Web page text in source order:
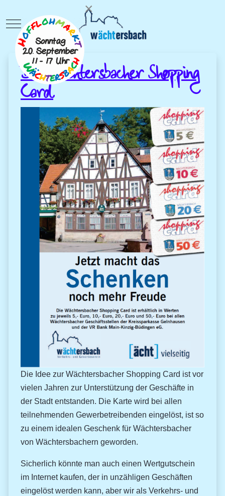
Mobile Menu Toggle
Die Wächtersbacher Shopping
Card
Die Idee zur Wächtersbacher Shopping Card ist vor
vielen Jahren zur Unterstützung der Geschäfte in
der Stadt entstanden. Die Karte wird bei allen
teilnehmenden Gewerbetreibenden eingelöst, ist so
zu einem idealen Geschenk für Wächtersbacher
von Wächtersbachern geworden.
Sicherlich könnte man auch einen Wertgutschein
im Internet kaufen, der in unzähligen Geschäften
eingelöst werden kann, aber wir als Verkehrs- und
×